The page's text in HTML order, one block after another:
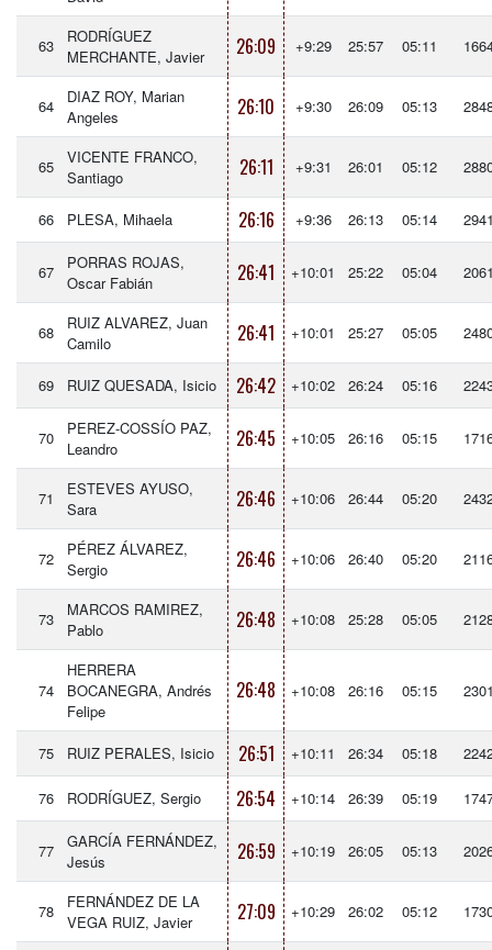
63
RODRÍGUEZ
MERCHANTE, Javier
26:09 +9:29 25:57 05:11
64
DIAZ ROY, Marian
Angeles
26:10 +9:30 26:09 05:13
65
VICENTE FRANCO,
Santiago
26:11 +9:31 26:01 05:12
66 PLESA, Mihaela 26:16 +9:36 26:13 05:14
67
PORRAS ROJAS,
Oscar Fabián
26:41 +10:01 25:22 05:04
68
RUIZ ALVAREZ, Juan
Camilo
26:41 +10:01 25:27 05:05
69 RUIZ QUESADA, Isicio 26:42 +10:02 26:24 05:16
70
PEREZ-COSSÍO PAZ,
Leandro
26:45 +10:05 26:16 05:15
71
ESTEVES AYUSO,
Sara
26:46 +10:06 26:44 05:20
72
PÉREZ ÁLVAREZ,
Sergio
26:46 +10:06 26:40 05:20
73
MARCOS RAMIREZ,
Pablo
26:48 +10:08 25:28 05:05
74
HERRERA
BOCANEGRA, Andrés
Felipe
26:48 +10:08 26:16 05:15
75 RUIZ PERALES, Isicio 26:51 +10:11 26:34 05:18
76 RODRÍGUEZ, Sergio 26:54 +10:14 26:39 05:19
77
GARCÍA FERNÁNDEZ,
Jesús
26:59 +10:19 26:05 05:13
78
FERNÁNDEZ DE LA
VEGA RUIZ, Javier
27:09 +10:29 26:02 05:12